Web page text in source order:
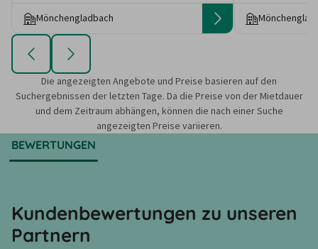
Mönchengladbach
Die angezeigten Angebote und Preise basieren auf den
Suchergebnissen der letzten Tage. Da die Preise von der Mietdauer
und dem Zeitraum abhängen, können die nach einer Suche
angezeigten Preise variieren.
BEWERTUNGEN
Kundenbewertungen zu unseren
Partnern